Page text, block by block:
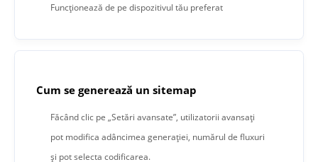
Funcționează de pe dispozitivul tău preferat
Cum se generează un sitemap
Făcând clic pe „Setări avansate”, utilizatorii avansați
pot modifica adâncimea generației, numărul de fluxuri
și pot selecta codificarea.